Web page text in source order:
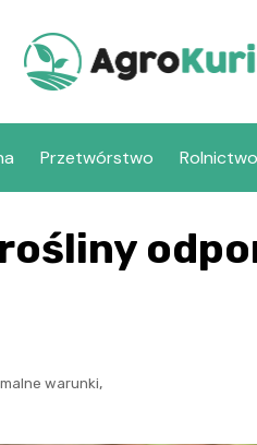
Przetwórstwo Rolnictwo
warunki,